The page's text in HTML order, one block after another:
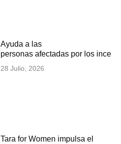
Ayuda a las
personas afectadas por los
28 Julio, 2026
Tara for Women impulsa el